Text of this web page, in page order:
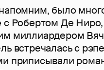
было
с Робертом Де
миллиардером
встречалась с
приписывали